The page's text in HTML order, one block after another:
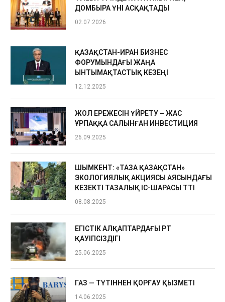
ДОМБЫРА ҮНІ АСҚАҚТАДЫ
02.07.2026
ҚАЗАҚСТАН-ИРАН БИЗНЕС
ФОРУМЫНДАҒЫ ЖАҢА
ЫНТЫМАҚТАСТЫҚ КЕЗЕҢІ
12.12.2025
ЖОЛ ЕРЕЖЕСІН ҮЙРЕТУ – ЖАС
ҰРПАҚҚА САЛЫНҒАН ИНВЕСТИЦИЯ
26.09.2025
ШЫМКЕНТ: «ТАЗА ҚАЗАҚСТАН»
ЭКОЛОГИЯЛЫҚ АКЦИЯСЫ АЯСЫНДАҒЫ
КЕЗЕКТІ ТАЗАЛЫҚ ІС-ШАРАСЫ ӨТТІ
08.08.2025
ЕГІСТІК АЛҚАПТАРДАҒЫ ӨРТ
ҚАУІПСІЗДІГІ
25.06.2025
ГАЗ — ТҮТІННЕН ҚОРҒАУ ҚЫЗМЕТІ
14.06.2025